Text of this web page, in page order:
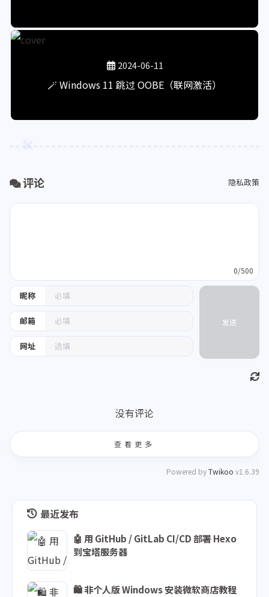
2024-06-11
🪄 Windows 11 跳过 OOBE（联网激活）
评论 隐私政策
昵称
邮箱
网址
0/500
发送
没有评论
查看更多
Powered byTwikoo v1.6.39
最近发布
🤖 用 GitHub / GitLab CI/CD 部署 Hexo
到宝塔服务器
🛍️ 非个人版 Windows 安装微软商店教程